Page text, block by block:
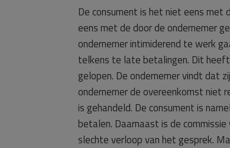
De consument is het niet eens
eens met de door de ondernemer
ondernemer intimiderend te werk
telkens te late betalingen. Dit
gelopen. De ondernemer vindt dat
ondernemer de overeenkomst niet
is gehandeld. De consument is
betalen. Daarnaast is de
slechte verloop van het gesprek.